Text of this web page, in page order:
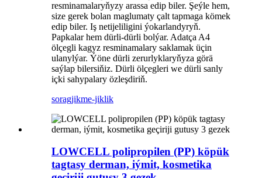
resminamalaryňyzy arassa edip biler. Şeýle hem,
size gerek bolan maglumaty çalt tapmaga kömek
edip biler. Iş netijeliligini ýokarlandyryň.
Papkalar hem dürli-dürli bolýar. Adatça A4
ölçegli kagyz resminamalary saklamak üçin
ulanylýar. Ýöne dürli zerurlyklaryňyza görä
saýlap bilersiňiz. Dürli ölçegleri we dürli sanly
içki sahypalary özleşdiriň.
soragjikme-jiklik
LOWCELL polipropilen (PP) köpük
tagtasy derman, iýmit, kosmetika